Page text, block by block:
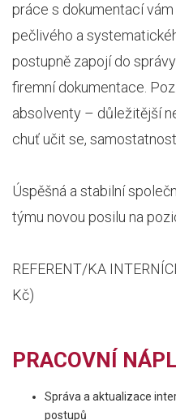
práce s dokumentací
pečlivého a
postupně zapojí do
firemní dokumentace.
absolventy – důležitější
chuť učit se,
Úspěšná a stabilní
týmu novou posilu na
REFERENT/KA
Kč)
PRACOVNÍ
Správa a aktualizace
postupů